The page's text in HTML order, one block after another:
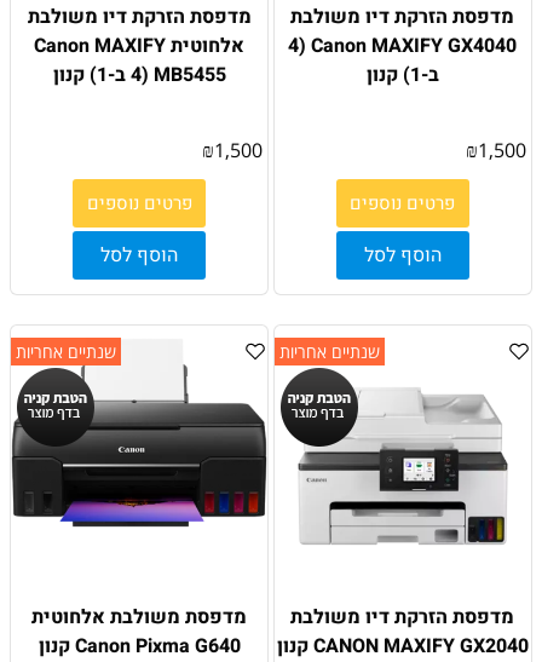
מדפסת הזרקת דיו משולבת
Canon MAXIFY GX4040 (4
ב-1) קנון
₪1,500
פרטים נוספים
הוסף לסל
מדפסת הזרקת דיו משולבת
אלחוטית Canon MAXIFY
MB5455 (4 ב-1) קנון
₪1,500
פרטים נוספים
הוסף לסל
שנתיים אחריות
מדפסת הזרקת דיו משולבת
CANON MAXIFY GX2040 קנון
שנתיים אחריות
מדפסת משולבת אלחוטית
Canon Pixma G640 קנון